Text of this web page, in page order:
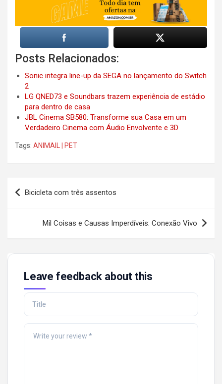
Posts Relacionados:
Sonic integra line-up da SEGA no lançamento do Switch
2
LG QNED73 e Soundbars trazem experiência de estádio
para dentro de casa
JBL Cinema SB580: Transforme sua Casa em um
Verdadeiro Cinema com Áudio Envolvente e 3D
Tags: ANIMAIL | PET
Post
navigation
Bicicleta com três assentos
Mil Coisas e Causas Imperdíveis: Conexão Vivo
Leave feedback about this